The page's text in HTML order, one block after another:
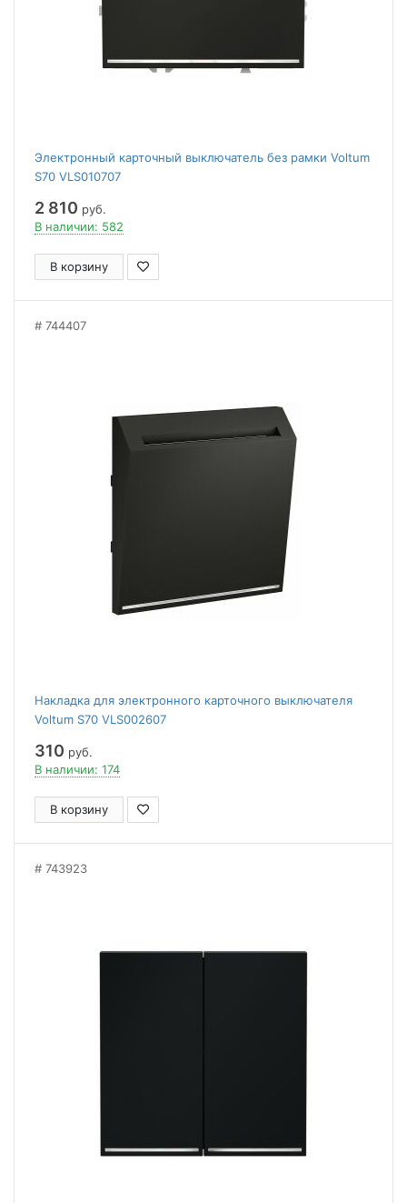
Электронный карточный выключатель без рамки Voltum
S70 VLS010707
2 810 руб.
В наличии: 582
В корзину
744407
Накладка для электронного карточного выключателя
Voltum S70 VLS002607
310 руб.
В наличии: 174
В корзину
743923